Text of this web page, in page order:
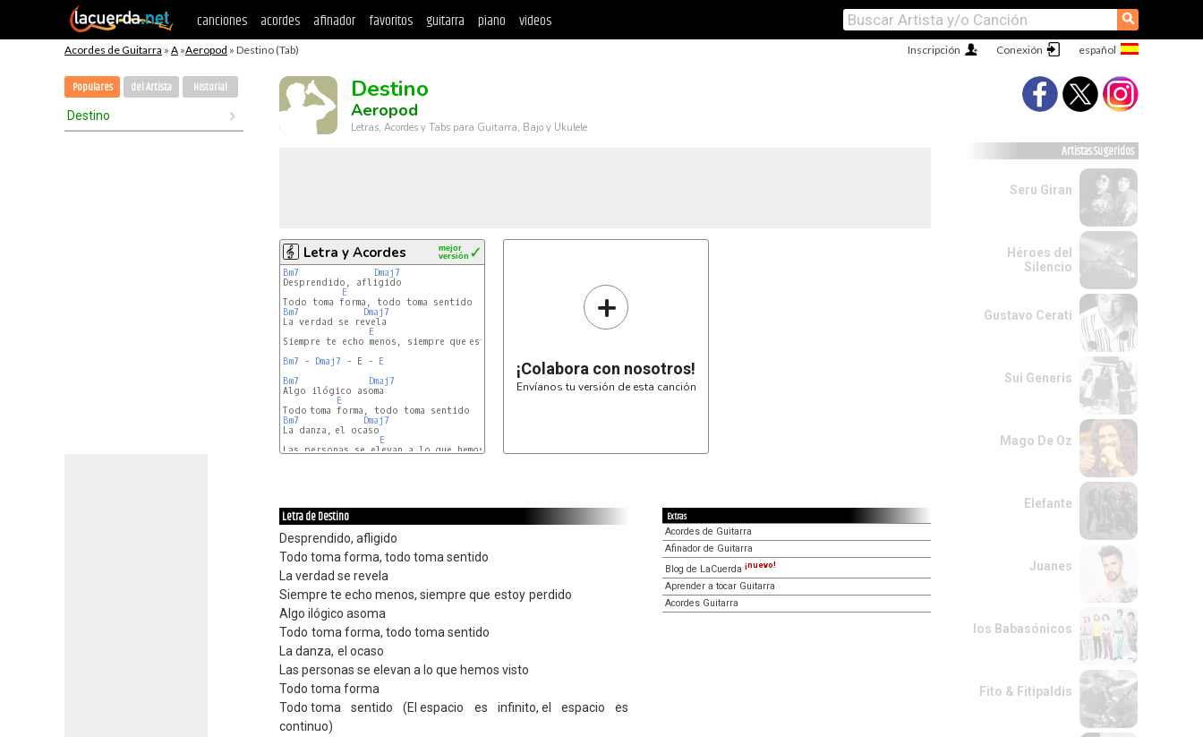
canciones acordes afinador favoritos guitarra piano videos ⚲
Acordes de Guitarra » A »Aeropod » Destino (Tab) Conexión
Inscripción
Populares del Artista Historial
Destino
Destino
Aeropod
Letras, Acordes y Tabs para Guitarra, Bajo y Ukulele
Letra y Acordes ✓
mejor
versión
Bm7
Dmaj7
Desprendido, afligido
E
Bm7
Dmaj7
La verdad se revela
E
Siempre te echo menos, siempre que estoy perdido
Bm7 - Dmaj7 - E - E
Bm7
Dmaj7
Algo ilógico asoma
E
Bm7
Dmaj7
La danza, el ocaso
E
Las personas se elevan a lo que hemos visto
+
¡Colabora con nosotros!
Envíanos tu versión de esta canción
Letra de Destino
Desprendido, afligido
Todo toma forma, todo toma sentido
La verdad se revela
Siempre te echo menos, siempre que estoy perdido
Algo ilógico asoma
Todo toma forma, todo toma sentido
La danza, el ocaso
Las personas se elevan a lo que hemos visto
Todo toma forma
Todo toma sentido (El espacio es infinito, el espacio es
continuo)
Extras
Acordes de Guitarra
Afinador de Guitarra
Blog de LaCuerda ¡nuevo!
Aprender a tocar Guitarra
Acordes Guitarra
Artistas Sugeridos
Seru Giran
Héroes del
Silencio
Gustavo Cerati
Sui Generis
Mago De Oz
Elefante
Juanes
los Babasónicos
Fito & Fitipaldis